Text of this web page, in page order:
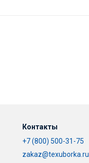
Контакты
+7 (800) 500-31-75
zakaz@texuborka.ru